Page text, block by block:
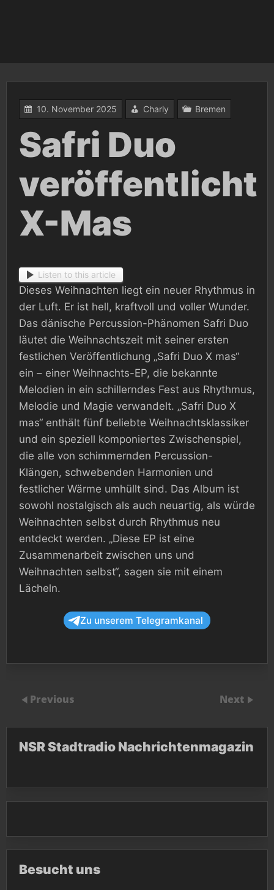
10. November 2025 Charly Bremen
Safri Duo
veröffentlicht
X-Mas
Listen to this article
Dieses Weihnachten liegt ein neuer Rhythmus in
der Luft. Er ist hell, kraftvoll und voller Wunder.
Das dänische Percussion-Phänomen Safri Duo
läutet die Weihnachtszeit mit seiner ersten
festlichen Veröffentlichung „Safri Duo X mas“
ein – einer Weihnachts-EP, die bekannte
Melodien in ein schillerndes Fest aus Rhythmus,
Melodie und Magie verwandelt. „Safri Duo X
mas“ enthält fünf beliebte Weihnachtsklassiker
und ein speziell komponiertes Zwischenspiel,
die alle von schimmernden Percussion-
Klängen, schwebenden Harmonien und
festlicher Wärme umhüllt sind. Das Album ist
sowohl nostalgisch als auch neuartig, als würde
Weihnachten selbst durch Rhythmus neu
entdeckt werden. „Diese EP ist eine
Zusammenarbeit zwischen uns und
Weihnachten selbst“, sagen sie mit einem
Lächeln.
Zu unserem Telegramkanal
Previous Next
NSR Stadtradio Nachrichtenmagazin
Besucht uns